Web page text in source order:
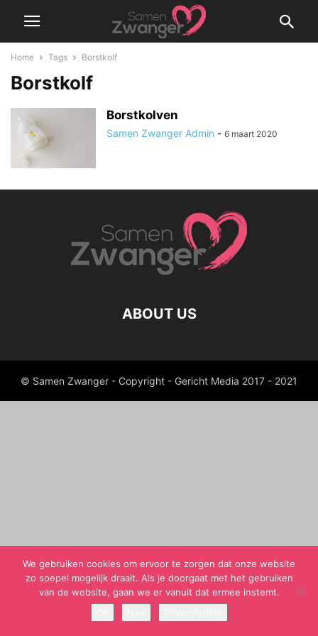
Home Tags Borstkolf
Borstkolf
Borstkolven
Samen Zwanger Admin - 6 maart 2020
ABOUT US
© Samen Zwanger - Copyright - Gericht Media 2017 - 2021
We gebruiken cookies om ervoor te zorgen dat onze website
zo soepel mogelijk draait. Als je doorgaat met het gebruiken
van de website, gaan we er vanuit dat ermee instemt.